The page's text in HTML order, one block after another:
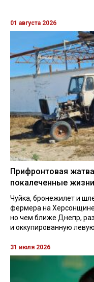
01 августа 2026
Прифронтовая
покалеченные
Чуйка, бронежилет и
фермера на
но чем ближе Днепр,
и оккупированную левую
31 июля 2026